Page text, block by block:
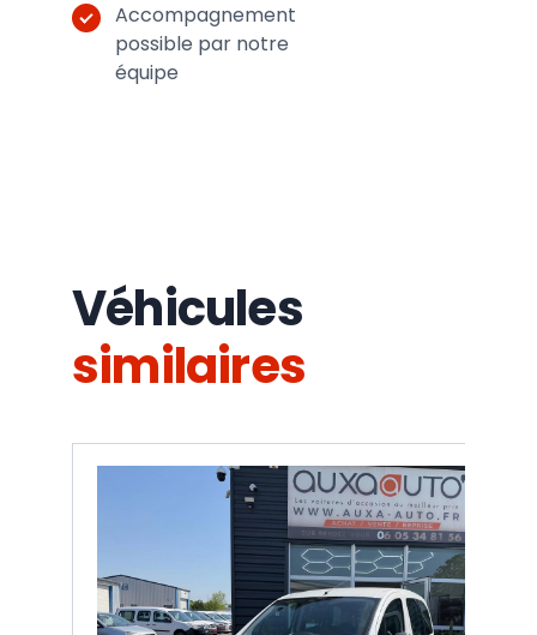
Accompagnement
possible par notre
équipe
Véhicules
similaires